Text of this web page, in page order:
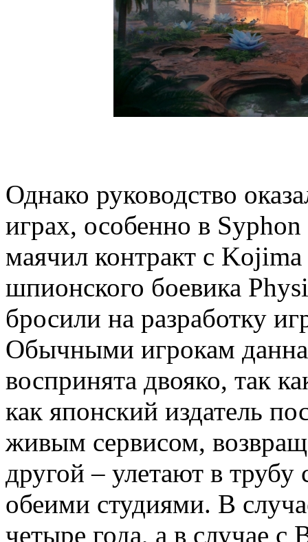
Однако руководство
играх, особенно в
маячил контракт с
шпионского боевика
бросили на разработку
Обычными игрокам
воспринята двояко, так
как японский издатель
живым сервисом,
другой – улетают в
обеими студиями. В
четыре года, а в случае с